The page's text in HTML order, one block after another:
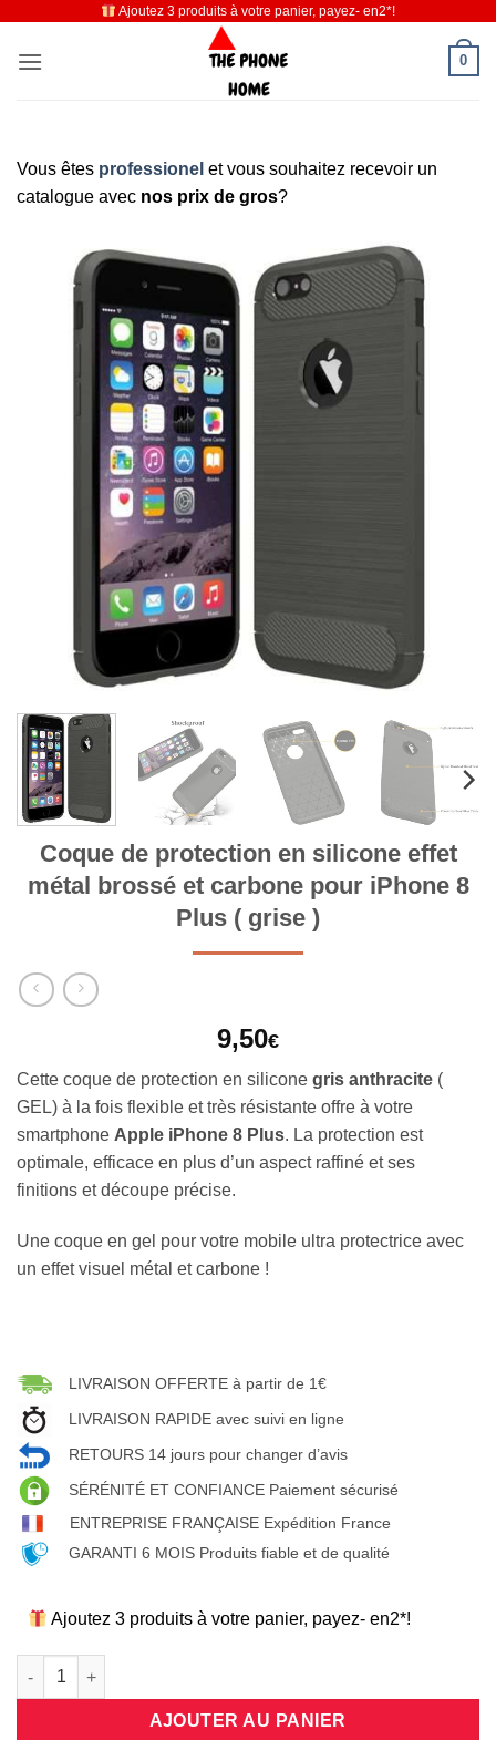
contenu
Ajoutez 3 produits à votre panier, payez- en2*!
0
Vous êtes professionel et vous souhaitez recevoir un
catalogue avec nos prix de gros?
Coque de protection en silicone effet
métal brossé et carbone pour iPhone 8
Plus ( grise )
9,50€
Cette coque de protection en silicone gris anthracite (
GEL) à la fois flexible et très résistante offre à votre
smartphone Apple iPhone 8 Plus. La protection est
optimale, efficace en plus d’un aspect raffiné et ses
finitions et découpe précise.
Une coque en gel pour votre mobile ultra protectrice avec
un effet visuel métal et carbone !
LIVRAISON OFFERTE à partir de 1€
LIVRAISON RAPIDE avec suivi en ligne
RETOURS 14 jours pour changer d’avis
SÉRÉNITÉ ET CONFIANCE Paiement sécurisé
ENTREPRISE FRANÇAISE Expédition France
GARANTI 6 MOIS Produits fiable et de qualité
Ajoutez 3 produits à votre panier, payez- en2*!
quantité de Coque de protection en silicone effet métal
AJOUTER AU PANIER